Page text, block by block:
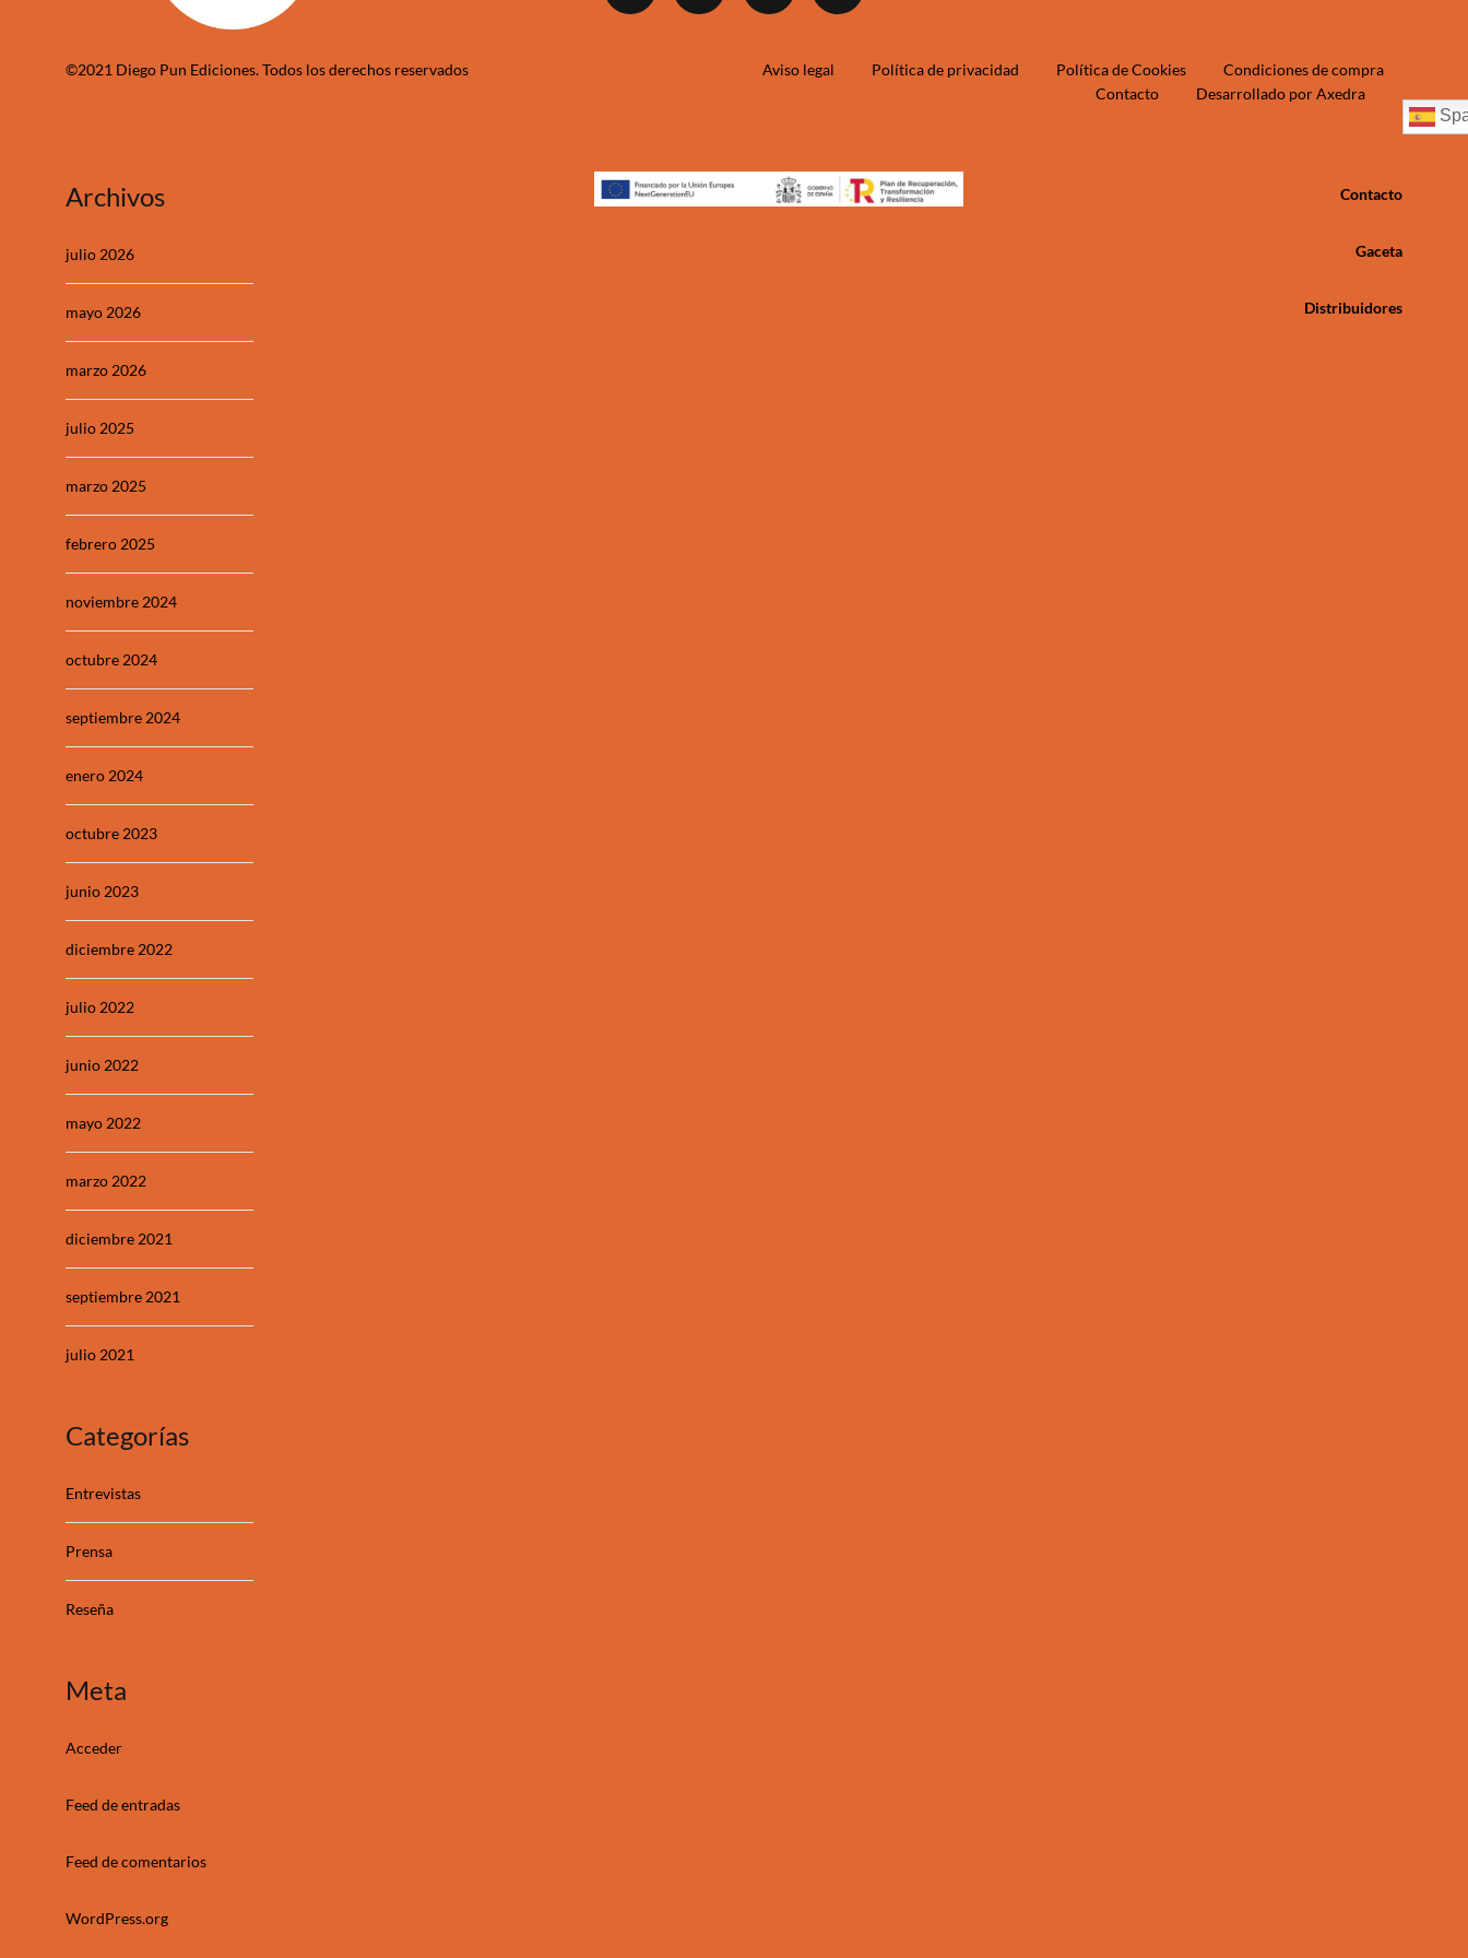
©2021 Diego Pun Ediciones. Todos los derechos reservados Aviso legal Política de privacidad Política de Cookies
Condiciones de compra
Contacto
Desarrollado por Axedra
Archivos
julio 2026
mayo 2026
marzo 2026
julio 2025
marzo 2025
febrero 2025
noviembre 2024
octubre 2024
septiembre 2024
enero 2024
octubre 2023
junio 2023
diciembre 2022
julio 2022
junio 2022
mayo 2022
marzo 2022
diciembre 2021
septiembre 2021
julio 2021
Categorías
Entrevistas
Prensa
Reseña
Meta
Acceder
Feed de entradas
Feed de comentarios
WordPress.org
Contacto
Gaceta
Distribuidores